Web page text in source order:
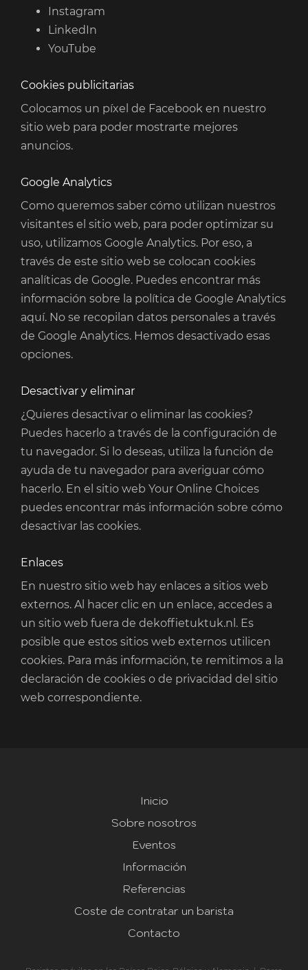
Instagram
LinkedIn
YouTube
Cookies publicitarias
Colocamos un píxel de Facebook en nuestro
sitio web para poder mostrarte mejores
anuncios.
Google Analytics
Como queremos saber cómo utilizan nuestros
visitantes el sitio web, para poder optimizar su
uso, utilizamos Google Analytics. Por eso, a
través de este sitio web se colocan cookies
analíticas de Google. Puedes encontrar más
información sobre la política de Google Analytics
aquí. No se recopilan datos personales a través
de Google Analytics. Hemos desactivado esas
opciones.
Desactivar y eliminar
¿Quieres desactivar o eliminar las cookies?
Puedes hacerlo a través de la configuración de
tu navegador. Si lo deseas, utiliza la función de
ayuda de tu navegador para averiguar cómo
hacerlo. En el sitio web Your Online Choices
puedes encontrar más información sobre cómo
desactivar las cookies.
Enlaces
En nuestro sitio web hay enlaces a sitios web
externos. Al hacer clic en un enlace, accedes a
un sitio web fuera de dekoffietuktuk.nl. Es
posible que estos sitios web externos utilicen
cookies. Para más información, te remitimos a la
declaración de cookies o de privacidad del sitio
web correspondiente.
Inicio
Sobre nosotros
Eventos
Información
Referencias
Coste de contratar un barista
Contacto